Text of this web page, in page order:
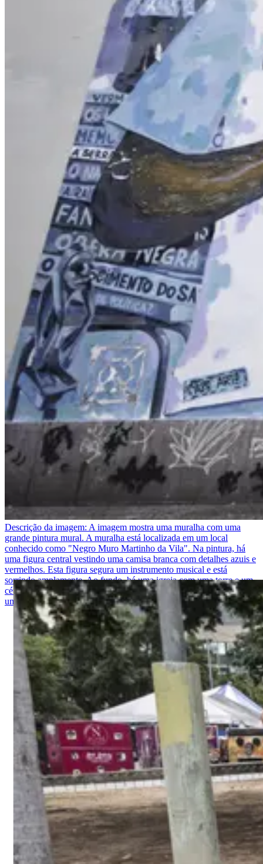
Descrição da imagem: A imagem mostra uma muralha com uma
grande pintura mural. A muralha está localizada em um local
conhecido como "Negro Muro Martinho da Vila". Na pintura, há
uma figura central vestindo uma camisa branca com detalhes azuis e
vermelhos. Esta figura segura um instrumento musical e está
sorrindo amplamente. Ao fundo, há uma igreja com uma torre e um
céu claro. À direita, há um sinal que indica "Estacionamento" com
um desenho de um carro.